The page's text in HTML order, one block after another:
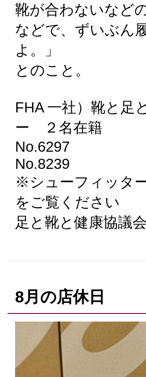
靴が合わないなど
などで、ずいぶん
よ。」
とのこと。
FHA 一社）靴と
ー ２名在籍
No.6297
No.8239
※シューフィッタ
をご覧ください
足と靴と健康協議
8月の店休日